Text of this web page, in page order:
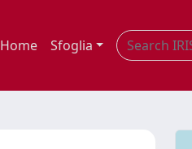
Home Sfoglia